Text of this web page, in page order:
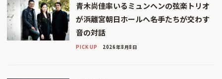
青木尚佳率いるミュンヘンの弦楽トリオ
が浜離宮朝日ホールへ――名手たちが交わす
音の対話
PICK UP 2026年8月8日